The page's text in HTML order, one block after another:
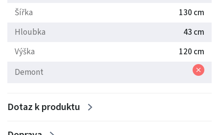
Šířka
130 cm
Hloubka
43 cm
Výška
120 cm
Demont
Dotaz k produktu